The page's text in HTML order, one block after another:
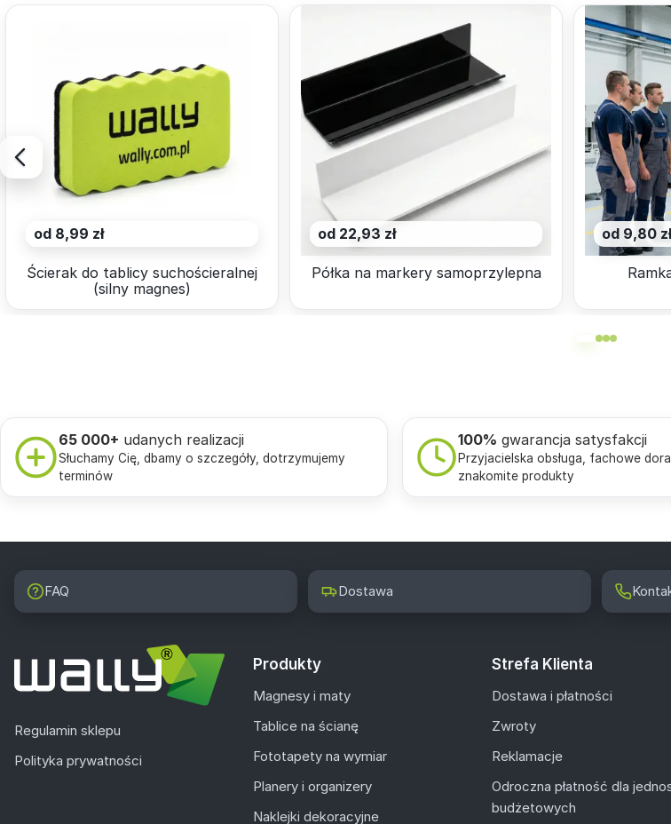
od 8,99 zł
Ścierak do tablicy suchościeralnej
(silny magnes)
od 22,93 zł
Półka na markery samoprzylepna
od 9,80
65 000+ udanych realizacji
Słuchamy Cię, dbamy o szczegóły, dotrzymujemy
terminów
100% gwarancja satysfakcji
Przyjacielska obsługa, fachowe
znakomite produkty
FAQ Dostawa
Regulamin sklepu
Polityka prywatności
Produkty
Magnesy i maty
Tablice na ścianę
Fototapety na wymiar
Planery i organizery
Naklejki dekoracyjne
Strefa Klienta
Dostawa i płatności
Zwroty
Reklamacje
Odroczna płatność dla
budżetowych